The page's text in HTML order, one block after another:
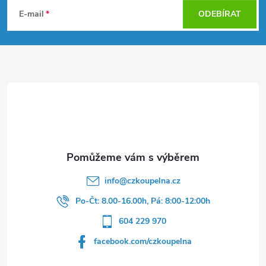
p
E-mail ODEBÍRAT
info@czkoupelna.cz
Po-Čt: 8.00-16.00h, Pá: 8:00-12:00h
604 229 970
facebook.com/czkoupelna